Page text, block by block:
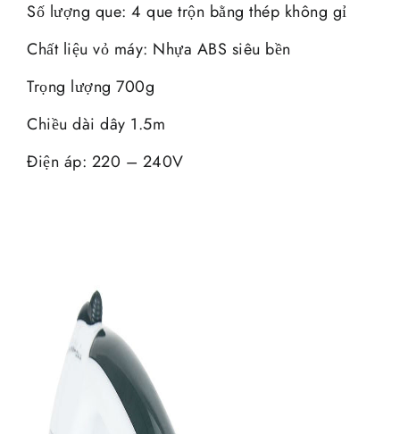
Số lượng que: 4 que trộn bằng thép không gỉ
Chất liệu vỏ máy: Nhựa ABS siêu bền
Trọng lượng 700g
Chiều dài dây 1.5m
Điện áp: 220 – 240V